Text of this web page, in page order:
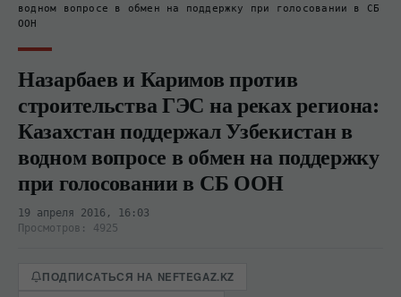
водном вопросе в обмен на поддержку при голосовании в СБ
ООН
Назарбаев и Каримов против
строительства ГЭС на реках региона:
Казахстан поддержал Узбекистан в
водном вопросе в обмен на поддержку
при голосовании в СБ ООН
19 апреля 2016, 16:03
Просмотров: 4925
ПОДПИСАТЬСЯ НА NEFTEGAZ.KZ